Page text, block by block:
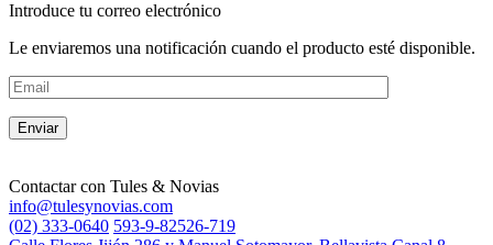
Introduce tu correo electrónico
Le enviaremos una notificación cuando el producto esté disponible.
Contactar con Tules & Novias
info@tulesynovias.com
(02) 333-0640 593-9-82526-719